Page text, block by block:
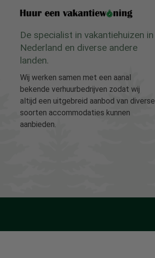
De specialist in vakantiehuizen in
Nederland en diverse andere
landen.
Wij werken samen met een aanal
bekende verhuurbedrijven zodat wij
altijd een uitgebreid aanbod van diverse
soorten accommodaties kunnen
aanbieden.